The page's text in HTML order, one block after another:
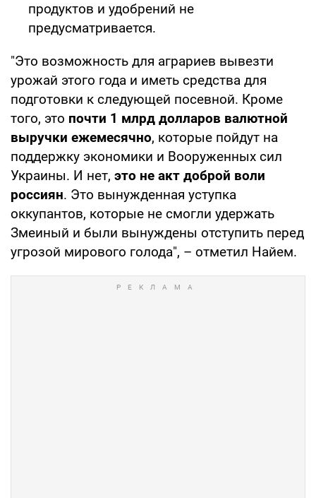
продуктов и удобрений не
предусматривается.
"Это возможность для аграриев вывезти
урожай этого года и иметь средства для
подготовки к следующей посевной. Кроме
того, это почти 1 млрд долларов валютной
выручки ежемесячно, которые пойдут на
поддержку экономики и Вооруженных сил
Украины. И нет, это не акт доброй воли
россиян. Это вынужденная уступка
оккупантов, которые не смогли удержать
Змеиный и были вынуждены отступить перед
угрозой мирового голода", – отметил Найем.